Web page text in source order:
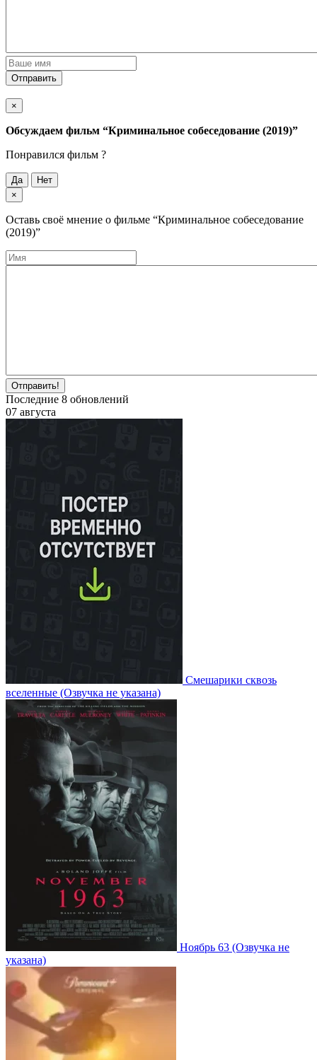
Отправить
×
Обсуждаем фильм “Криминальное собеседование (2019)”
Понравился фильм ?
Да
Нет
×
Оставь своё мнение о фильме “Криминальное собеседование
(2019)”
Отправить!
Последние 8 обновлений
07 августа
Смешарики сквозь
вселенные (Озвучка не указана)
Ноябрь 63 (Озвучка не
указана)